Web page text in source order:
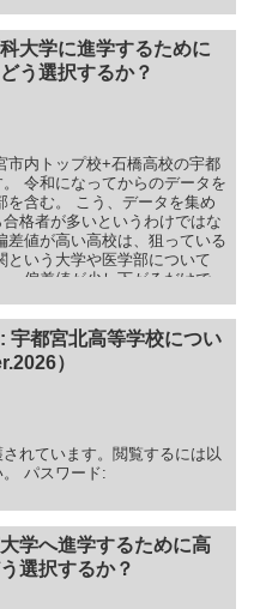
大学に進学するために
う選択するか？
市内トップ校+石橋高校の宇都
令和になってからのデータを
含む。 こう、データを集め
格者が多いというわけではな
差値が高い高校は、狙っている
という大学や医学部について
偏差値が少し下がるだけで、
望校選択をしてもらいたいで
いきましょう！
宇都宮北高等学校につい
）
れています。閲覧するには以
パスワード:
学へ進学するために高
選択するか？